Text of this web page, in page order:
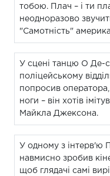
тобою. Плач – і ти
неодноразово
"Самотність"
У сцені танцю О Де-
поліцейському
попросив
ноги – він хотів
Майкла Джексона.
У одному з інтерв'ю
навмисно зробив
щоб глядачі самі